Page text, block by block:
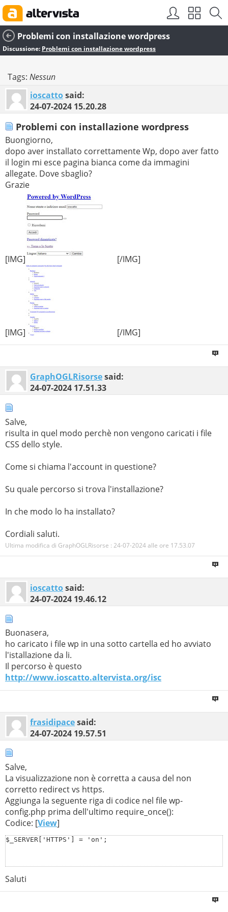
Problemi con installazione wordpress
Discussione: Problemi con installazione wordpress
Tags: Nessun
ioscattosaid:
24-07-2024 15.20.28
Problemi con installazione wordpress
Buongiorno,
dopo aver installato correttamente Wp, dopo aver fatto
il login mi esce pagina bianca come da immagini
allegate. Dove sbaglio?
Grazie
[IMG] [/IMG]
[IMG] [/IMG]
GraphOGLRisorsesaid:
24-07-2024 17.51.33
Salve,
risulta in quel modo perchè non vengono caricati i file
CSS dello style.
Come si chiama l'account in questione?
Su quale percorso si trova l'installazione?
In che modo lo ha installato?
Cordiali saluti.
Ultima modifica di GraphOGLRisorse : 24-07-2024 alle ore 17.53.07
ioscattosaid:
24-07-2024 19.46.12
Buonasera,
ho caricato i file wp in una sotto cartella ed ho avviato
l'istallazione da li.
Il percorso è questo
http://www.ioscatto.altervista.org/isc
frasidipacesaid:
24-07-2024 19.57.51
Salve,
La visualizzazione non è corretta a causa del non
corretto redirect vs https.
Aggiunga la seguente riga di codice nel file wp-
config.php prima dell'ultimo require_once():
Codice: [View]
$_SERVER['HTTPS'] = 'on';
Saluti